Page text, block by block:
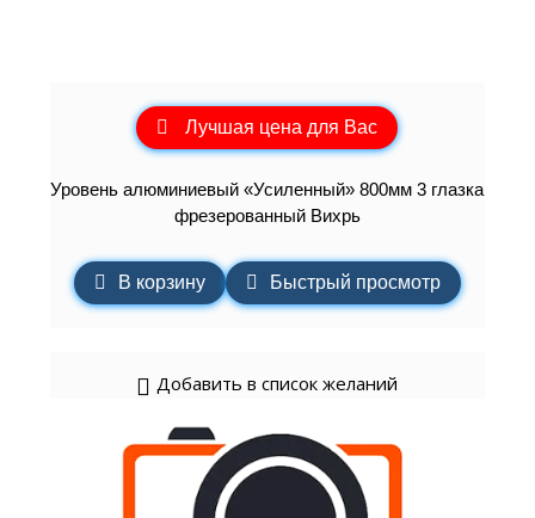
Лучшая цена для Вас
Уровень алюминиевый «Усиленный» 800мм 3 глазка
фрезерованный Вихрь
В корзину Быстрый просмотр
Добавить в список желаний